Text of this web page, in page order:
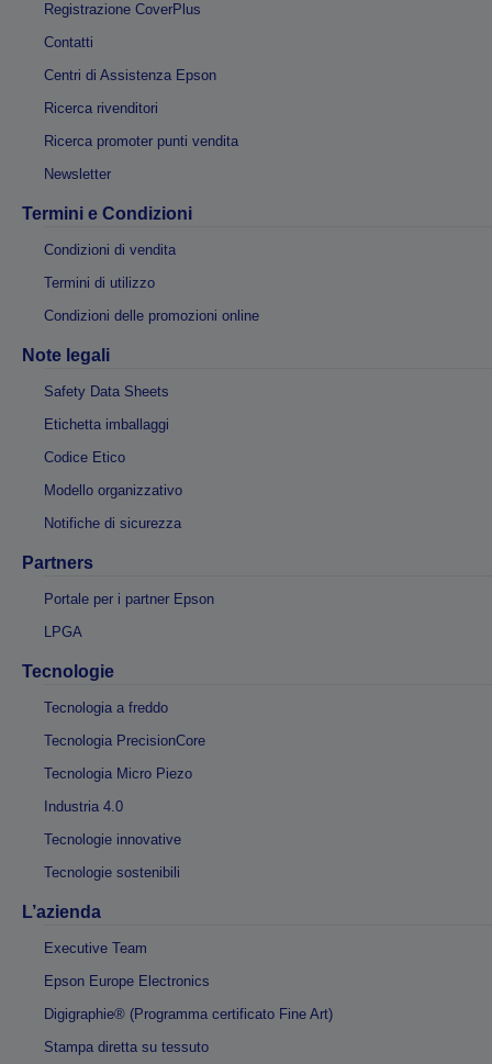
Registrazione CoverPlus
Contatti
Centri di Assistenza Epson
Ricerca rivenditori
Ricerca promoter punti vendita
Newsletter
Termini e Condizioni
Condizioni di vendita
Termini di utilizzo
Condizioni delle promozioni online
Note legali
Safety Data Sheets
Etichetta imballaggi
Codice Etico
Modello organizzativo
Notifiche di sicurezza
Partners
Portale per i partner Epson
LPGA
Tecnologie
Tecnologia a freddo
Tecnologia PrecisionCore
Tecnologia Micro Piezo
Industria 4.0
Tecnologie innovative
Tecnologie sostenibili
L’azienda
Executive Team
Epson Europe Electronics
Digigraphie® (Programma certificato Fine Art)
Stampa diretta su tessuto